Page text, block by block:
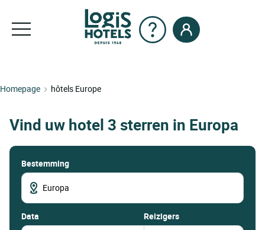
Homepage hôtels Europe
Vind uw hotel 3 sterren in Europa
Bestemming
data Reizigers